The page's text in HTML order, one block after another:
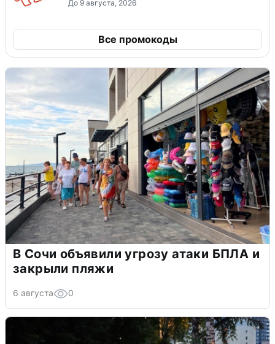
До 9 августа, 2026
Все промокоды
В Сочи объявили угрозу атаки БПЛА и
закрыли пляжи
6 августа 0